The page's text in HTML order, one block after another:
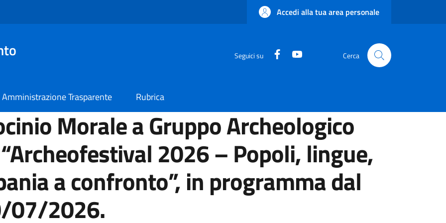
Accedi alla tua area personale
Seguici su Facebook Cerca
Amministrazione Trasparente Rubrica
Morale a Gruppo Archeologico
2026 – Popoli, lingue,
a confronto”, in programma dal
07/2026.